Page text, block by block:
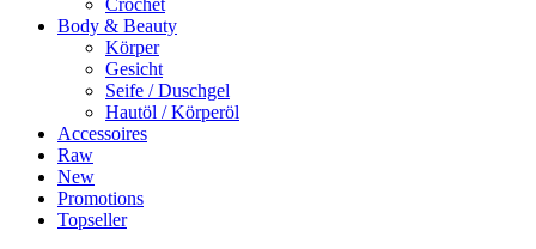
Crochet
Body & Beauty
Körper
Gesicht
Seife / Duschgel
Hautöl / Körperöl
Accessoires
Raw
New
Promotions
Topseller